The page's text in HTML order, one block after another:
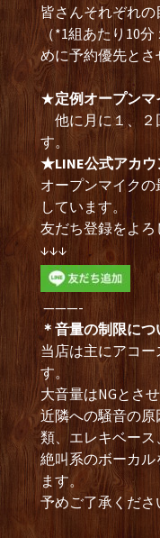
皆さんそれぞれの
（*1組あたり10
めに予約優先と
★定例オープン
他に月に１、２
す。
★LINE公式アカウ
オープンマイク
しています。
友だち登録をよろ
↓↓↓
———-
＊音量の制限につ
当店は主にアコ
す。
大音量はNGとさ
近隣への騒音の
類、エレキベース、
絶叫系のボーカ
ます。
予めご了承くださ